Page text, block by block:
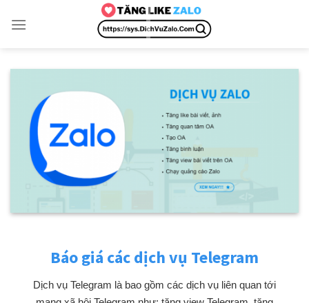
Báo giá các dịch vụ Telegram
Dịch vụ Telegram là bao gồm các dịch vụ liên quan tới